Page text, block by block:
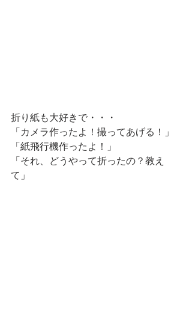
折り紙も大好きで・・・
「カメラ作ったよ！撮ってあげる！」
「紙飛行機作ったよ！」
「それ、どうやって折ったの？教え
て」